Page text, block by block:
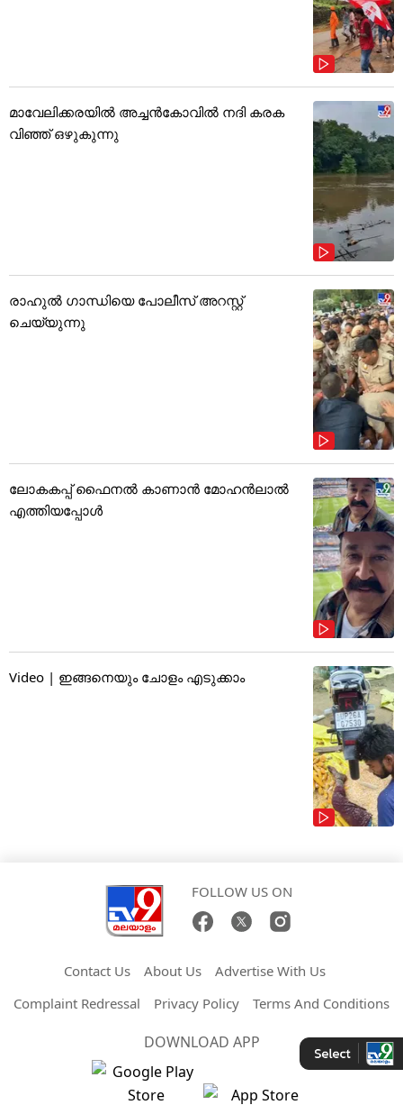
മാവേലിക്കരയിൽ അച്ചൻകോവിൽ നദി കരക
വിഞ്ഞ് ഒഴുകുന്നു
രാഹുൽ ഗാന്ധിയെ പോലീസ് അറസ്റ്റ്
ചെയ്യുന്നു
ലോകകപ്പ് ഫൈനൽ കാണാൻ മോഹൻലാൽ
എത്തിയപ്പോൾ
Video | ഇങ്ങനെയും ചോളം എടുക്കാം
FOLLOW US ON
Contact Us About Us
Advertise With Us
Complaint Redressal
Privacy Policy Terms And Conditions
DOWNLOAD APP